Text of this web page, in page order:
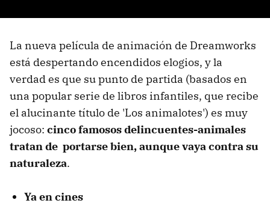
La nueva película de animación de Dreamworks
está despertando encendidos elogios, y la
verdad es que su punto de partida (basados en
una popular serie de libros infantiles, que recibe
el alucinante título de 'Los animalotes') es muy
jocoso: cinco famosos delincuentes-animales
tratan de portarse bien, aunque vaya contra su
naturaleza.
Ya en cines